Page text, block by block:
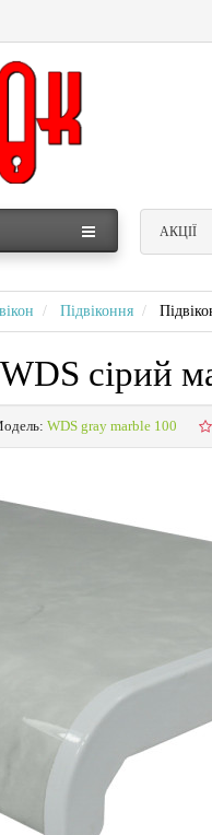
АКЦІЇ
Підвіконня
WDS сірий
WDS gray marble 100